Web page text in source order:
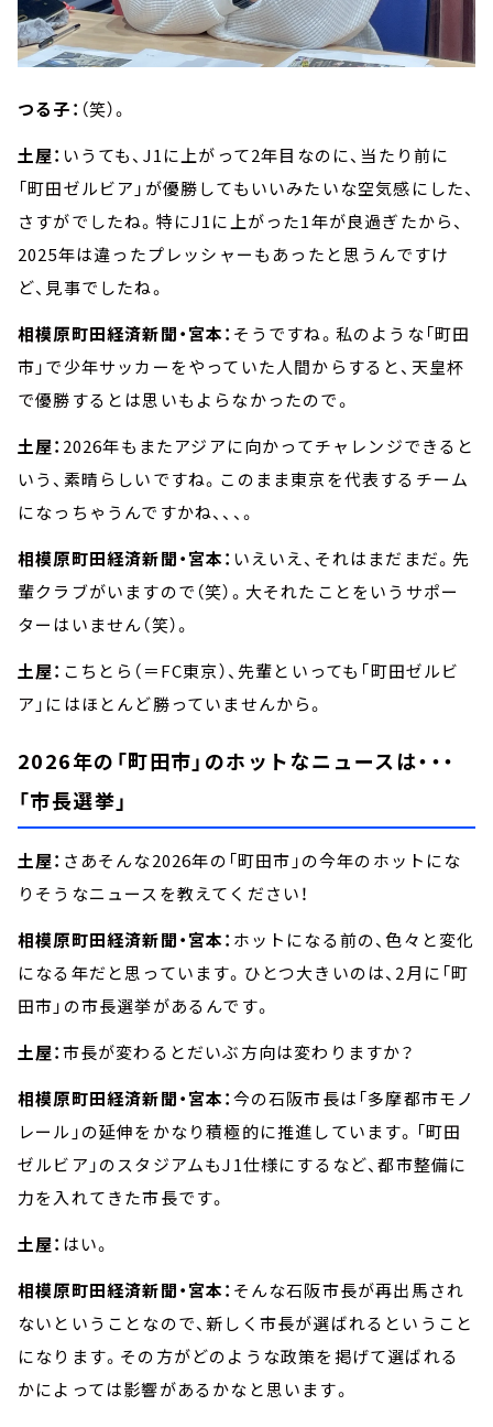
つる子： （笑）。
土屋： いうても、J1に上がって2年目なのに、当たり前に
「町田ゼルビア」が優勝してもいいみたいな空気感にした、
さすがでしたね。特にJ1に上がった1年が良過ぎたから、
2025年は違ったプレッシャーもあったと思うんですけ
ど、見事でしたね。
相模原町田経済新聞・宮本： そうですね。私のような「町田
市」で少年サッカーをやっていた人間からすると、天皇杯
で優勝するとは思いもよらなかったので。
土屋： 2026年もまたアジアに向かってチャレンジできると
いう、素晴らしいですね。このまま東京を代表するチーム
になっちゃうんですかね、、、。
相模原町田経済新聞・宮本： いえいえ、それはまだまだ。先
輩クラブがいますので（笑）。大それたことをいうサポー
ターはいません（笑）。
土屋： こちとら（＝FC東京）、先輩といっても「町田ゼルビ
ア」にはほとんど勝っていませんから。
2026年の「町田市」のホットなニュースは・・・
「市長選挙」
土屋： さあそんな2026年の「町田市」の今年のホットにな
りそうなニュースを教えてください！
相模原町田経済新聞・宮本： ホットになる前の、色々と変化
になる年だと思っています。ひとつ大きいのは、2月に「町
田市」の市長選挙があるんです。
土屋：市長が変わるとだいぶ方向は変わりますか？
相模原町田経済新聞・宮本：今の石阪市長は「多摩都市モノ
レール」の延伸をかなり積極的に推進しています。「町田
ゼルビア」のスタジアムもJ1仕様にするなど、都市整備に
力を入れてきた市長です。
土屋： はい。
相模原町田経済新聞・宮本： そんな石阪市長が再出馬され
ないということなので、新しく市長が選ばれるということ
になります。その方がどのような政策を掲げて選ばれる
かによっては影響があるかなと思います。